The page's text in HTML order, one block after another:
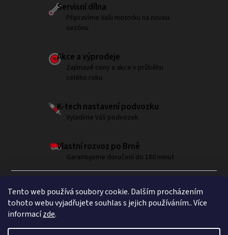
Tento web používá soubory cookie. Dalším procházením
tohoto webu vyjadřujete souhlas s jejich používáním.. Více
informacízde.
Servisní dílna
Připravíme Vaši motorku na novou
sezónu
Akce a výprodeje
Zajímavé ceny a akce v průběhu
celého roku
K-tech nastavení podvozku
Vyladíme Váš podvozek
Vlastní rozvoz po Brně
Garantujeme doručení do 180 minut